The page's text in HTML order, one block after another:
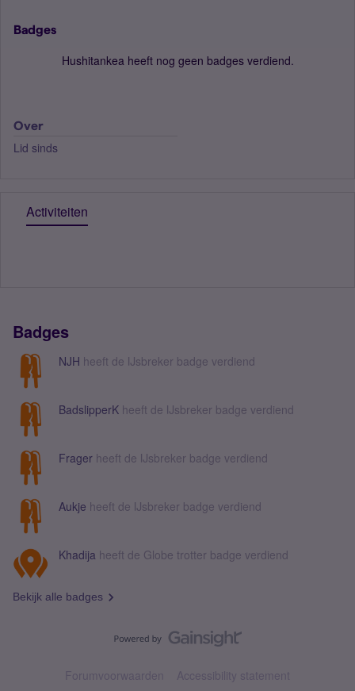
Badges
Hushitankea heeft nog geen badges verdiend.
Over
Lid sinds
Activiteiten
Badges
NJH heeft de IJsbreker badge verdiend
BadslipperK heeft de IJsbreker badge verdiend
Frager heeft de IJsbreker badge verdiend
Aukje heeft de IJsbreker badge verdiend
Khadija heeft de Globe trotter badge verdiend
Bekijk alle badges
Forumvoorwaarden Accessibility statement